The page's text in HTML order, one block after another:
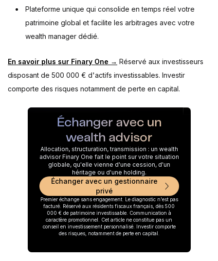
Plateforme unique qui consolide en temps réel votre
patrimoine global et facilite les arbitrages avec votre
wealth manager dédié.
En savoir plus sur Finary One → Réservé aux investisseurs
disposant de 500 000 € d'actifs investissables. Investir
comporte des risques notamment de perte en capital.
Échanger avec un
wealth advisor
Allocation, structuration, transmission : un wealth
advisor Finary One fait le point sur votre situation
globale, qu'elle vienne d'une cession, d'un
héritage ou d'une holding.
Échanger avec un gestionnaire
privé
Premier échange sans engagement. Le diagnostic n'est pas
facturé. Réservé aux résidents fiscaux français, dès 500
000 € de patrimoine investissable. Communication à
caractère promotionnel. Cet article ne constitue pas un
conseil en investissement personnalisé. Investir comporte
des risques, notamment de perte en capital.